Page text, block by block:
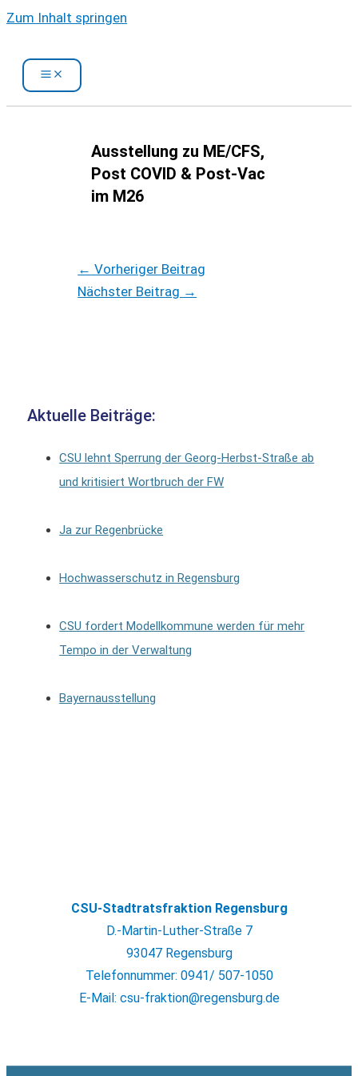
Zum Inhalt springen
Ausstellung zu ME/CFS,
Post COVID & Post-Vac
im M26
← Vorheriger Beitrag
Nächster Beitrag →
Aktuelle Beiträge:
CSU lehnt Sperrung der Georg-Herbst-Straße ab
und kritisiert Wortbruch der FW
Ja zur Regenbrücke
Hochwasserschutz in Regensburg
CSU fordert Modellkommune werden für mehr
Tempo in der Verwaltung
Bayernausstellung
CSU-Stadtratsfraktion Regensburg
D.-Martin-Luther-Straße 7
93047 Regensburg
Telefonnummer: 0941/ 507-1050
E-Mail: csu-fraktion@regensburg.de